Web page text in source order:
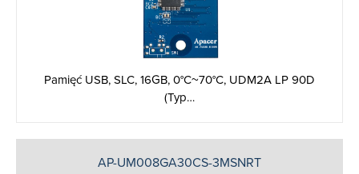
Pamięć USB, SLC, 16GB, 0°C~70°C, UDM2A LP 90D
(Typ…
AP-UM008GA30CS-3MSNRT